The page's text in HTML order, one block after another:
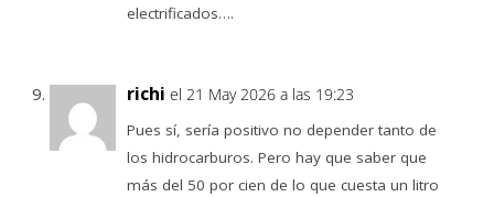
electrificados….
richi el 21 May 2026 a las 19:23
Pues sí, sería positivo no depender tanto de
los hidrocarburos. Pero hay que saber que
más del 50 por cien de lo que cuesta un litro